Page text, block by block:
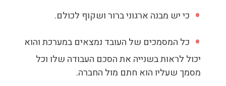
כי יש מבנה ארגוני ברור ושקוף לכולם.
כל המסמכים של העובד נמצאים במערכת והוא
יכול לראות בשנייה את הסכם העבודה שלו וכל
מסמך שעליו הוא חתם מול החברה.